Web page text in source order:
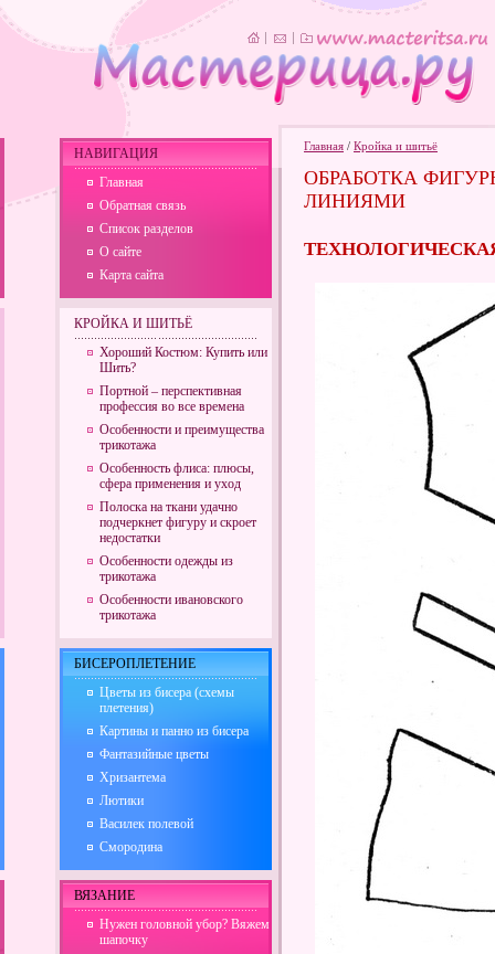
Главная / Кройка и шитьё
ОБРАБОТКА
ЛИНИЯМИ
НАВИГАЦИЯ
Главная
Обратная связь
Список разделов
О сайте
Карта сайта
КРОЙКА И ШИТЬЁ
Хороший Костюм: Купить или
Шить?
Портной – перспективная
профессия во все времена
Особенности и преимущества
трикотажа
Особенность флиса: плюсы,
сфера применения и уход
Полоска на ткани удачно
подчеркнет фигуру и скроет
недостатки
Особенности одежды из
трикотажа
Особенности ивановского
трикотажа
БИСЕРОПЛЕТЕНИЕ
Цветы из бисера (схемы
плетения)
Картины и панно из бисера
Фантазийные цветы
Хризантема
Лютики
Василек полевой
Смородина
ВЯЗАНИЕ
Нужен головной убор? Вяжем
шапочку